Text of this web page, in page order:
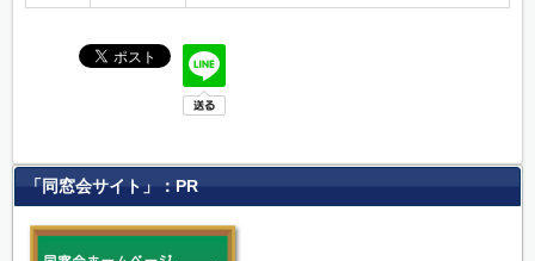
「同窓会サイト」：PR